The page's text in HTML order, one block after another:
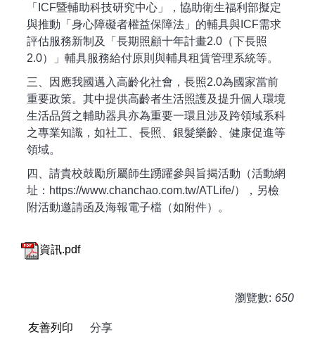
「ICF暨輔助科技研究中心」，協助衛生福利部擬定
與推動「身心障礙者權益保障法」的輔具與ICF需求
評估服務新制及「長期照顧十年計畫2.0（下長照
2.0）」輔具服務給付原則與輔具租賃管理系統等。
三、因應我國邁入高齡化社會，長照2.0為國家當前
重要政策。其中提供高齡者生活照護及提升個人環境
生活品質之輔助器具亦為重要一環且涉及跨領域系科
之專業知識，如社工、長照、銀髮樂齡、健康促進等
領域。
四、請貴校鼓勵所屬師生踴躍參與旨揭活動（活動網
址：https://www.chanchao.com.tw/ATLife/），另檢
附活動邀請函及海報電子檔（如附件）。
資訊.pdf
瀏覽數: 650
友善列印 分享